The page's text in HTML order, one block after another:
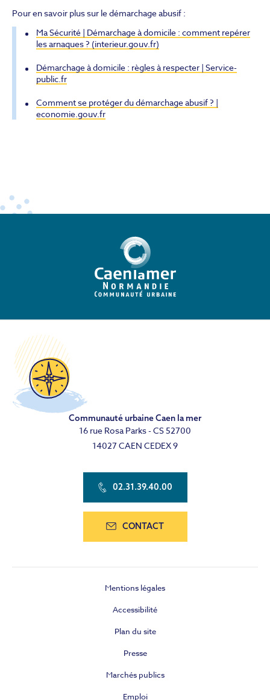
Pour en savoir plus sur le démarchage abusif :
Ma Sécurité | Démarchage à domicile : comment repérer
les arnaques ? (interieur.gouv.fr)
Démarchage à domicile : règles à respecter | Service-
public.fr
Comment se protéger du démarchage abusif ? |
economie.gouv.fr
Communauté urbaine Caen la mer
16 rue Rosa Parks - CS 52700
14027 CAEN CEDEX 9
02.31.39.40.00
CONTACT
Mentions légales
Accessibilité
Plan du site
Presse
Marchés publics
Emploi